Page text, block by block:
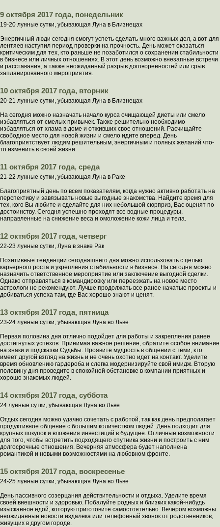
9 октября 2017 года, понедельник
19-20 лунные сутки, убывающая Луна в Близнецах
Энергичный люди сегодня смогут успеть сделать много важных дел, а вот для
лентяев наступил период проверки на прочность. День может оказаться
критическим для тех, кто раньше не позаботился о сохранении стабильности
в бизнесе или личных отношениях. В этот день возможно внезапные встречи
и расставания, а также неожиданный разрыв договоренностей или срыв
запланированного мероприятия.
10 октября 2017 года, вторник
20-21 лунные сутки, убывающая Луна в Близнецах
На сегодня можно назначать начало курса очищающей диеты или смело
избавляться от смелых привычек. Также решительно необходимо
избавляться от хлама в доме и отживших свое отношений. Расчищайте
свободное место для новой жизни и смело идите вперед. День
благоприятствует людям решительным, энергичным и полных желаний что-
то изменить в своей жизни.
11 октября 2017 года, среда
21-22 лунные сутки, убывающая Луна в Раке
Благоприятный день по всем показателям, когда нужно активно работать на
перспективу и завязывать новые выгодные знакомства. Найдите время для
тех, кого Вы любите и сделайте для них небольшой сюрприз, Вас оценят по
достоинству. Сегодня успешно проходят все водные процедуры,
направленные на снижение веса и омоложение кожи лица и тела.
12 октября 2017 года, четверг
22-23 лунные сутки, Луна в знаке Рак
Позитивные тенденции сегодняшнего дня можно использовать с целью
карьерного роста и укрепления стабильности в бизнесе. На сегодня можно
назначить ответственное мероприятие или заключение выгодной сделки.
Однако отправляться в командировку или переезжать на новое место
астрологи не рекомендуют. Лучше продолжать все ранее начатые проекты и
добиваться успеха там, где Вас хорошо знают и ценят.
13 октября 2017 года, пятница
23-24 лунные сутки, убывающая Луна во Льве
Первая половина дня отлично подойдет для работы и закрепления ранее
достигнутых успехов. Принимая важное решение, обратите особое внимание
на знаки и подсказки Судьбы. Проявите мудрость в общении с теми, кто
имеет другой взгляд на жизнь и не очень охотно идет на контакт. Уделите
время обновлению гардероба и слегка модернизируйте свой имидж. Вторую
половину дня проведите в спокойной обстановке в компании приятных и
хорошо знакомых людей.
14 октября 2017 года, суббота
24 лунные сутки, убывающая Луна во Льве
Отдых сегодня можно удачно сочетать с работой, так как день предполагает
продуктивное общение с большим количеством людей. День подходит для
крупных покупок и вложения инвестиций в будущее. Отличные возможности
для того, чтобы встретить подходящего спутника жизни и построить с ним
долгосрочные отношения. Вечерняя атмосфера будет наполнена
романтикой и новыми возможностями на любовном фронте.
15 октября 2017 года, воскресенье
24-25 лунные сутки, убывающая Луна во Льве
День пассивного созерцания действительности и отдыха. Уделите время
своей внешности и здоровью. Побалуйте родных и близких какой-нибудь
изысканное едой, которую приготовите самостоятельно. Вечером возможны
неожиданные новости издалека или телефонный звонок от родственников,
живущих в другом городе.